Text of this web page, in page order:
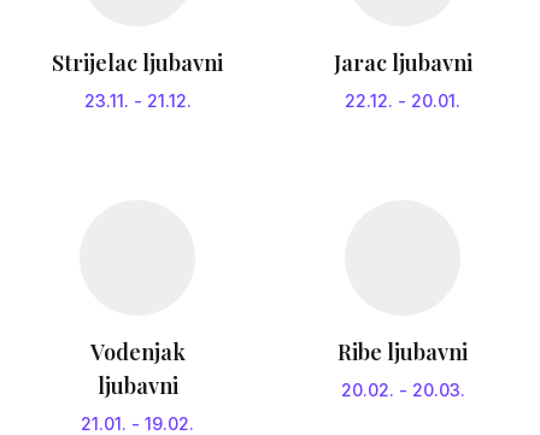
Strijelac ljubavni
23.11. - 21.12.
Jarac ljubavni
22.12. - 20.01.
Vodenjak
ljubavni
21.01. - 19.02.
Ribe ljubavni
20.02. - 20.03.